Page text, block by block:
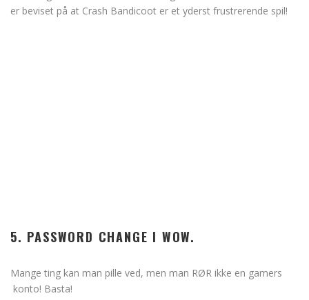
er beviset på at Crash Bandicoot er et yderst frustrerende spil!
5. PASSWORD CHANGE I WOW.
Mange ting kan man pille ved, men man RØR ikke en gamers
konto! Basta!